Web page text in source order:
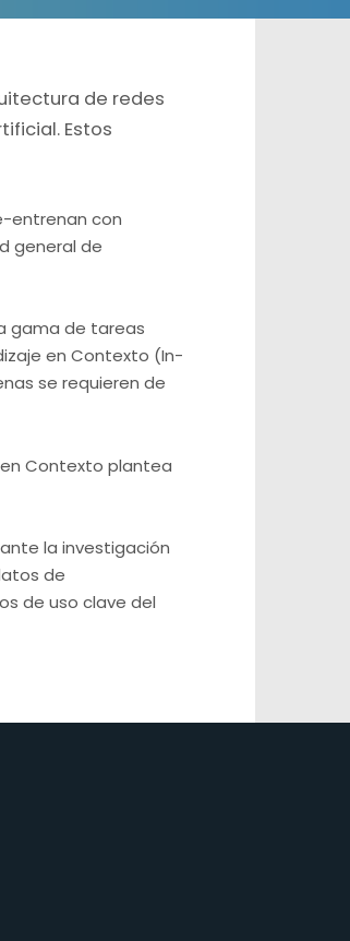
de redes
Estos
entrenan con
general de
gama de tareas
en Contexto (In-
se requieren de
Contexto plantea
la investigación
de
de uso clave del